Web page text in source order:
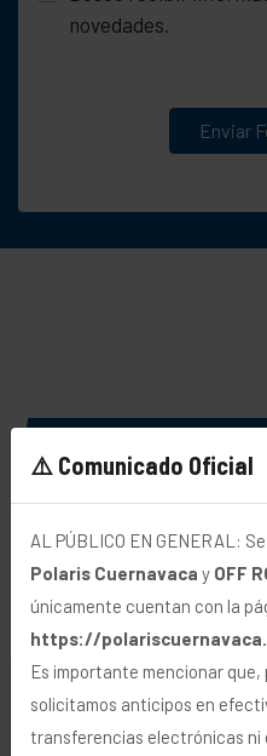
novedades.
Enviar
OTROS
RANGER 500
DESDE
🍪 Uso de Cookies
⚠️ Comunicado Oficial
AL PÚBLICO EN GENERAL:
Polaris Cuernavaca y OFF
únicamente cuentan con la
https://
Es importante mencionar
solicitamos anticipos en
transferencias electrónicas ni